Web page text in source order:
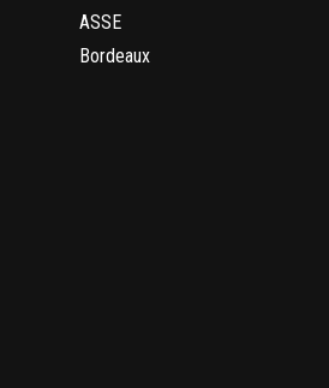
ASSE
Bordeaux